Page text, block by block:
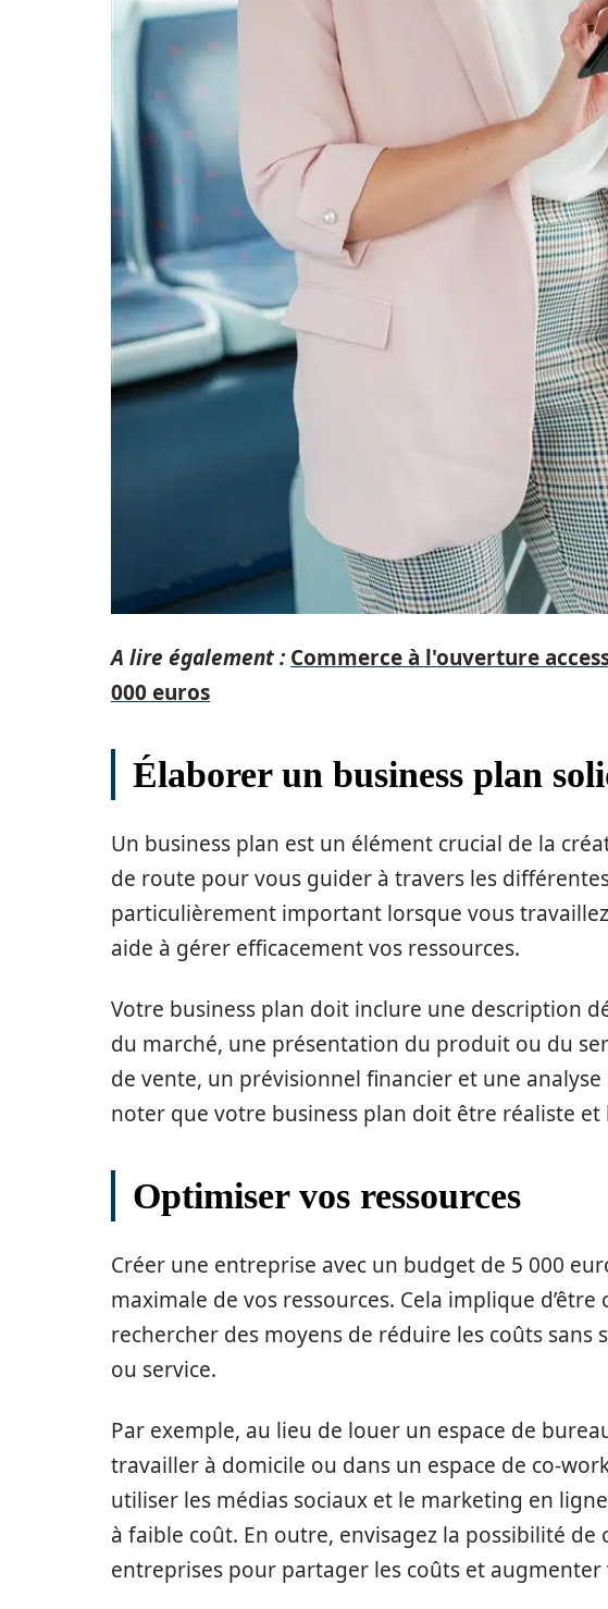
A lire également : Commerce à l'ouverture
000 euros
Élaborer un business plan
Un business plan est un élément crucial de la
de route pour vous guider à travers les
particulièrement important lorsque vous
aide à gérer efficacement vos ressources.
Votre business plan doit inclure une description
du marché, une présentation du produit ou du
de vente, un prévisionnel financier et une
noter que votre business plan doit être réaliste et
Optimiser vos ressources
Créer une entreprise avec un budget de 5 000
maximale de vos ressources. Cela implique
rechercher des moyens de réduire les coûts
ou service.
Par exemple, au lieu de louer un espace de
travailler à domicile ou dans un espace de co-
utiliser les médias sociaux et le marketing en
à faible coût. En outre, envisagez la possibilité de
entreprises pour partager les coûts et